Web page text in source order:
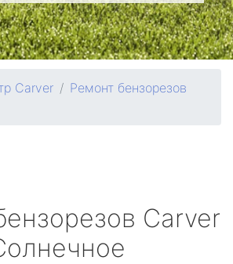
Carver
Ремонт бензорезов
Carver